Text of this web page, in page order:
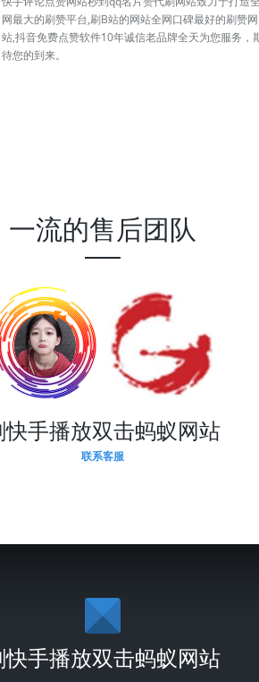
网最大的刷赞平台,刷B站的网站全网口碑最好的刷赞网
站,抖音免费点赞软件10年诚信老品牌全天为您服务，
待您的到来。
一流的售后团队
快手播放双击蚂蚁网站
联系客服
快手播放双击蚂蚁网站